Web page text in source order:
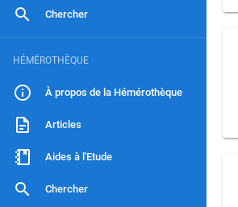
Chercher
HÉMÉROTHÈQUE
À propos de la Hémérothèque
Articles
Aides à l'Etude
Chercher